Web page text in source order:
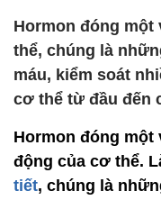
Hormon đóng
thể, chúng là
máu, kiểm soát
cơ thể từ đầu đến
Hormon đóng
động của cơ thể.
tiết, chúng là